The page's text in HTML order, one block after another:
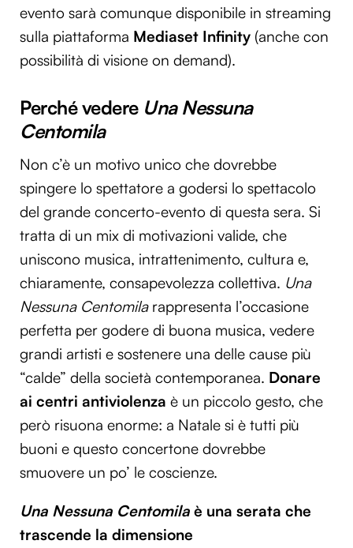
evento sarà comunque disponibile in streaming
sulla piattaforma Mediaset Infinity (anche con
possibilità di visione on demand).
Perché vedere Una Nessuna
Centomila
Non c’è un motivo unico che dovrebbe
spingere lo spettatore a godersi lo spettacolo
del grande concerto-evento di questa sera. Si
tratta di un mix di motivazioni valide, che
uniscono musica, intrattenimento, cultura e,
chiaramente, consapevolezza collettiva. Una
Nessuna Centomilarappresenta l’occasione
perfetta per godere di buona musica, vedere
grandi artisti e sostenere una delle cause più
“calde” della società contemporanea. Donare
ai centri antiviolenza è un piccolo gesto, che
però risuona enorme: a Natale si è tutti più
buoni e questo concertone dovrebbe
smuovere un po’ le coscienze.
Una Nessuna Centomila è una serata che
trascende la dimensione